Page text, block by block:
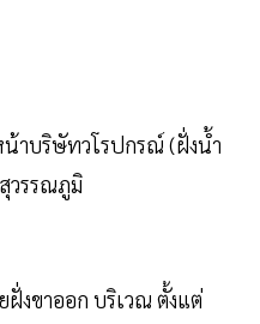
าบริษัทวโรปกรณ์ (ฝั่งน้ำ
วรรณภูมิ
งขาออก บริเวณ ตั้งแต่